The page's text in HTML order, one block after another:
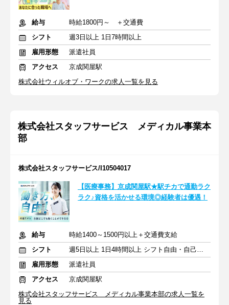
給与
時給1800円～ ＋交通費
シフト
週3日以上 1日7時間以上
雇用形態
派遣社員
アクセス
京成関屋駅
株式会社ウィルオブ・ワークの求人一覧を見る
株式会社スタッフサービス メディカル事業本
部
株式会社スタッフサービス/I10504017
【医療事務】京成関屋駅★駅チカで通勤ラク
ラク♪資格を活かせる環境◎経験者は優遇！
給与
時給1400～1500円以上＋交通費支給
シフト
週5日以上 1日4時間以上 シフト自由・自己申告
雇用形態
派遣社員
アクセス
京成関屋駅
株式会社スタッフサービス メディカル事業本部の求人一覧を
見る